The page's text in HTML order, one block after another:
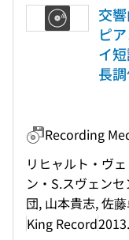
交
ピ
イ
長
Recording
リヒャルト・ヴ
ン・S.スヴェン
団, 山本貴志, 佐
King Record